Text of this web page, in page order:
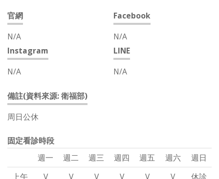
官網
N/A
Facebook
N/A
Instagram
N/A
LINE
N/A
備註(資料來源: 衛福部)
周日公休
固定看診時段
週一
週二 週三 週四 週五 週六
週日
上午
V V V V V V
休診